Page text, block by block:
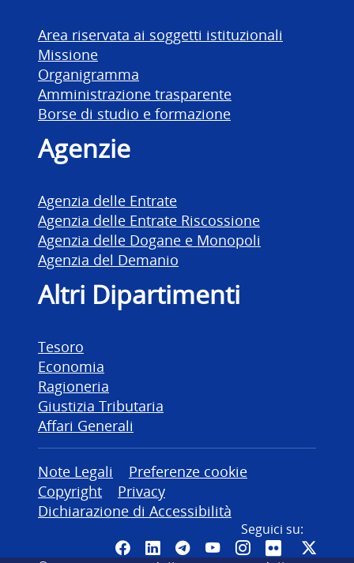
Area riservata ai soggetti istituzionali
Missione
Organigramma
Amministrazione trasparente
Borse di studio e formazione
Agenzie
Agenzia delle Entrate
Agenzia delle Entrate Riscossione
Agenzia delle Dogane e Monopoli
Agenzia del Demanio
Altri Dipartimenti
Tesoro
Economia
Ragioneria
Giustizia Tributaria
Affari Generali
Altre informazioni
Note Legali
Preferenze cookie
Copyright
Privacy
Dichiarazione di Accessibilità
Seguici su:
Pagina Facebook del MEF -
Canale LinkedIn del MEF
Canale Telegram del
Canale YouTube del
CanaleCanale